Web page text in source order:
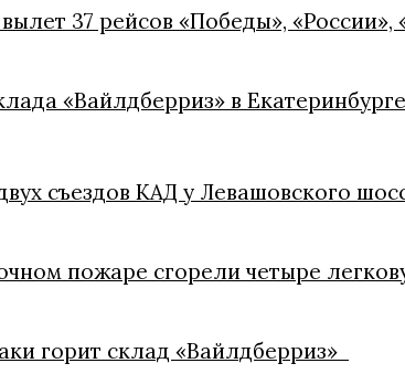
37 рейсов «Победы»,
«Вайлдберриз» в
съездов КАД у Левашовского
пожаре сгорели четыре
горит склад «Вайлдберриз»